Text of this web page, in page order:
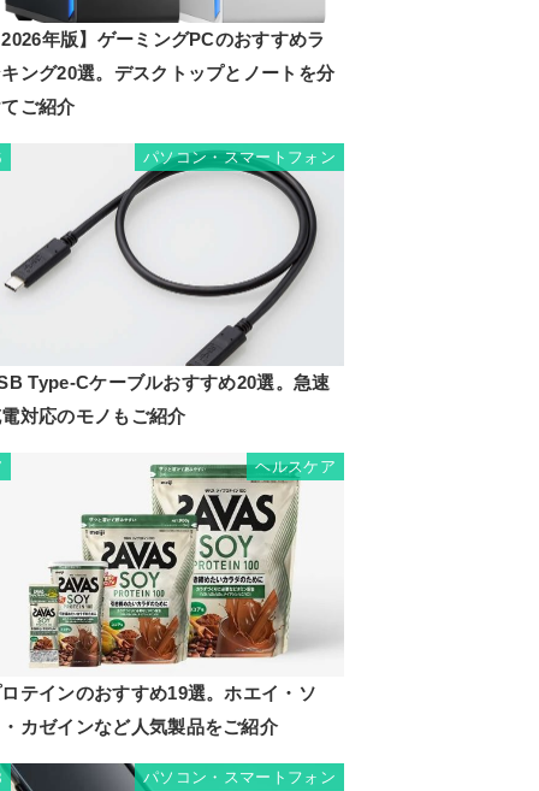
年版】ゲーミングPCのおすすめラ
ング20選。デスクトップとノートを分
ご紹介
パソコン・スマートフォン
Type-Cケーブルおすすめ20選。急速
対応のモノもご紹介
ヘルスケア
テインのおすすめ19選。ホエイ・ソ
カゼインなど人気製品をご紹介
パソコン・スマートフォン